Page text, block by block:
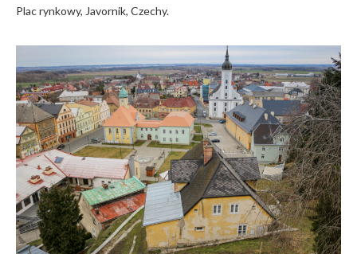
Plac rynkowy, Javornik, Czechy.